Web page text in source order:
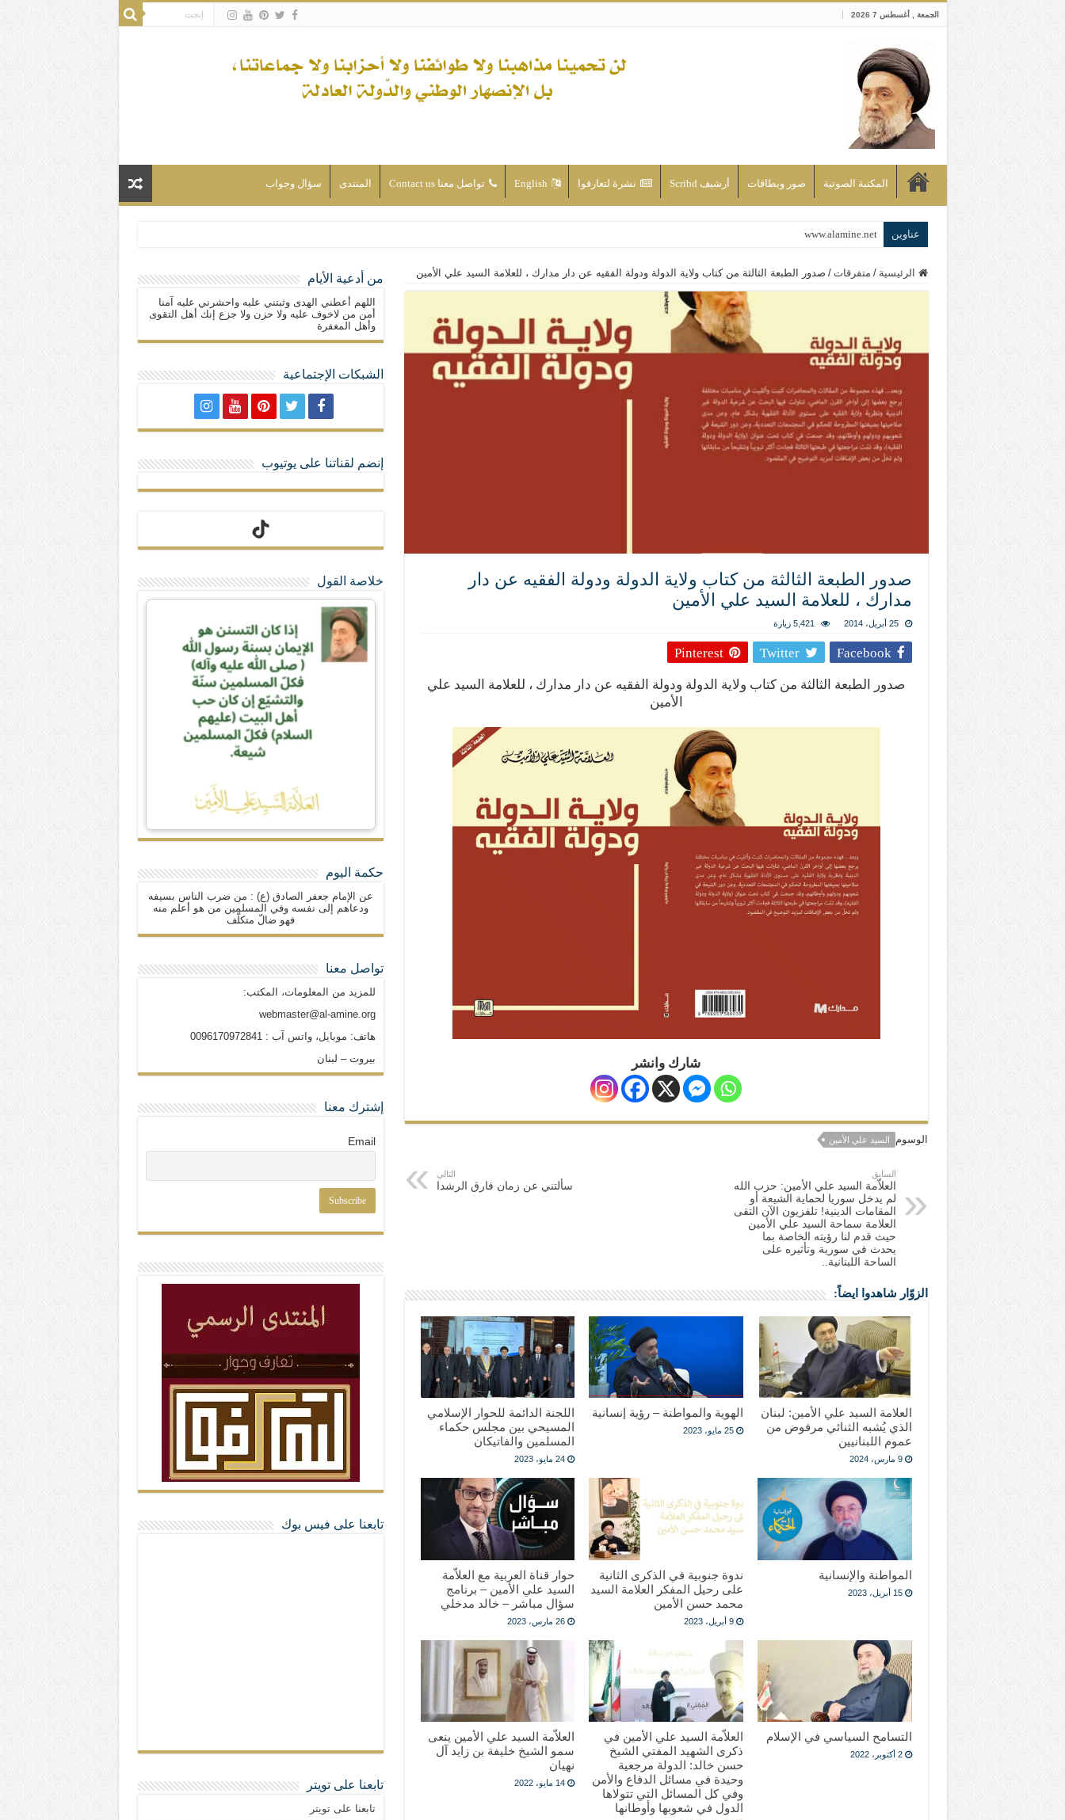
الجمعة , أغسطس 7 2026
المكتبة الصوتية صور وبطاقات أرشيف Scribd نشرة لتعارفوا English تواصل معنا Contact us المنتدى سؤال وجواب
عناوين www.alamine.net
إذا كان التسنن هو الإيمان بسنة رسول الله ( صلى الله عليه وآله) فكلّ المسلمين سنّة والتشيّع إن كان حب أهل البيت (عليهم السلام) فكلّ المسلمين شيعة.
علاقات المذاهب والأديان لا يجوز أن تكون على حساب الأوطان
لن تحمينا مذاهبنا ولا طوائفنا ولا أحزابنا ولا جماعاتنا، بل الإنصهار الوطني والدولة العادلة
المذاهب ليست قدرًا لا يمكن تجاوزه
ليست المنفعة تأتي من إسلامية النّظام كما لا تأتي المضرة من مسيحية النظام
المتهاون بوطنه متهاون بدينه حتماً
نسج العلاقة مع الآخر تكون من خلال منظومة القيم و المبادئ الانسانية التي تجعل الناس سواسية لا تفرق بينهم أعراق و ألوان و لا تمنحهم الامتيازات أنساب و أديان
الرئيسية / متفرقات / صدور الطبعة الثالثة من كتاب ولاية الدولة ودولة الفقيه عن دار مدارك ، للعلامة السيد علي الأمين
صدور الطبعة الثالثة من كتاب ولاية الدولة ودولة الفقيه عن دار
مدارك ، للعلامة السيد علي الأمين
25 أبريل، 2014 5,421 زيارة
Facebook
Twitter
Pinterest
صدور الطبعة الثالثة من كتاب ولاية الدولة ودولة الفقيه عن دار مدارك ، للعلامة السيد علي
الأمين
شارك وانشر
الوسوم السيد علي الأمين
السابق
العلاّمة السيد علي الأمين: حزب الله
لم يدخل سوريا لحماية الشيعة أو
المقامات الدينية! تلفزيون الآن التقى
العلامة سماحة السيد علي الأمين
حيث قدم لنا رؤيته الخاصة بما
يحدث في سورية وتأثيره على
الساحة اللبنانية..
التالي
سألتني عن زمان فارق الرشدا
الزوّار شاهدوا ايضاً:
العلامة السيد علي الأمين: لبنان
الذي يُشبه الثنائي مرفوض من
عموم اللبنانيين
9 مارس، 2024
الهوية والمواطنة – رؤية إنسانية
25 مايو، 2023
اللجنة الدائمة للحوار الإسلامي
المسيحي بين مجلس حكماء
المسلمين والفاتيكان
24 مايو، 2023
المواطنة والإنسانية
15 أبريل، 2023
ندوة جنوبية في الذكرى الثانية
على رحيل المفكر العلامة السيد
محمد حسن الأمين
9 أبريل، 2023
حوار قناة العربية مع العلاّمة
السيد علي الأمين – برنامج
سؤال مباشر – خالد مدخلي
26 مارس، 2023
التسامح السياسي في الإسلام
2 أكتوبر، 2022
العلاّمة السيد علي الأمين في
ذكرى الشهيد المفتي الشيخ
حسن خالد: الدولة مرجعية
وحيدة في مسائل الدفاع والأمن
وفي كل المسائل التي تتولاها
الدول في شعوبها وأوطانها
العلاّمة السيد علي الأمين ينعى
سمو الشيخ خليفة بن زايد آل
نهيان
14 مايو، 2022
من أدعية الأيام
اللهم أعطني الهدى وثبتني عليه واحشرني عليه آمنا
أمن من لاخوف عليه ولا حزن ولا جزع إنك أهل التقوى
وأهل المغفرة
الشبكات الإجتماعية
إنضم لقناتنا على يوتيوب
خلاصة القول
حكمة اليوم
عن الإمام جعفر الصادق (ع) : من ضرب الناس بسيفه
ودعاهم إلى نفسه وفي المسلمين من هو أعلم منه
فهو ضالّ متكلّف
تواصل معنا
للمزيد من المعلومات، المكتب:
webmaster@al-amine.org
هاتف: موبايل، واتس آب : 0096170972841
بيروت – لبنان
إشترك معنا
Email
تابعنا على فيس بوك
تابعنا على تويتر
تابعنا على تويتر